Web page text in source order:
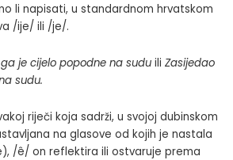
li napisati, u standardnom hrvatskom
/ije/ ili /je/.
je cijelo popodne na sudu ili Zasijedao
sudu.
riječi koja sadrži, u svojoj dubinskom
na glasove od kojih je nastala
/ê/ on reflektira ili ostvaruje prema